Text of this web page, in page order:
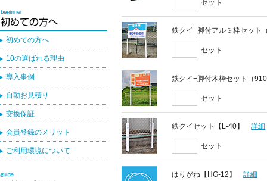
セット
鉄クイ+脚付アルミ枠セット
セット
鉄クイ+脚付木枠セット（
セット
鉄クイセット【L-40】 詳細
セット
はりがね【HG-12】 詳細
初めての方へ
10の選ばれる理由
導入事例
自動お見積り
交換保証
会員登録のメリット
ご利用環境について